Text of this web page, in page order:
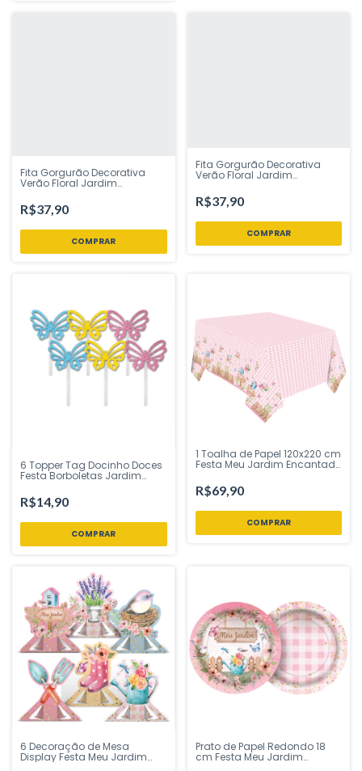
Fita Gorgurão Decorativa
Verão Floral Jardim
015 Fitas Progresso - Inspire
sua Festa Loja
R$37,90
Fita Gorgurão Decorativa
Verão Floral Jardim
016 Fitas Progresso - Inspire
sua Festa Loja
R$37,90
6 Topper Tag Docinho Doces
Festa Borboletas Jardim
Vivarte - Inspire sua Festa
Loja
R$14,90
1 Toalha de Papel 120x220 cm
Festa Meu Jardim Encantado
Festa Loja
R$69,90
6 Decoração de Mesa
Display Festa Meu Jardim
Prato de Papel Redondo 18
cm Festa Meu Jardim